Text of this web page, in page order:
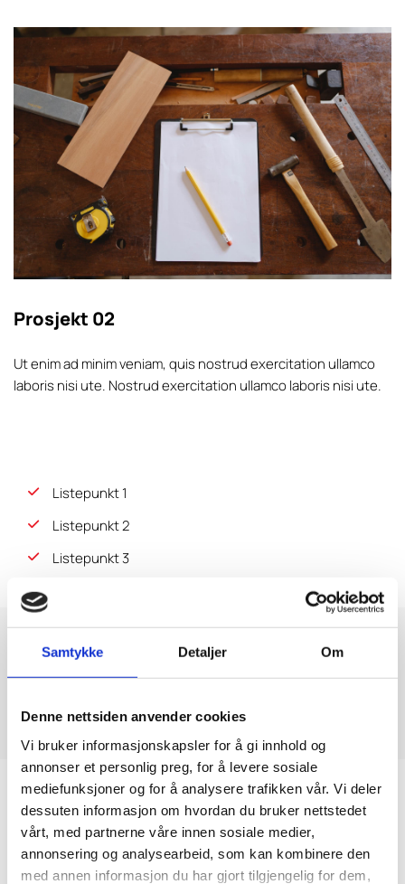
Samtykke Detaljer Om
Denne nettsiden anvender cookies
Vi bruker informasjonskapsler for å gi innhold og
annonser et personlig preg, for å levere sosiale
mediefunksjoner og for å analysere trafikken vår. Vi deler
dessuten informasjon om hvordan du bruker nettstedet
vårt, med partnerne våre innen sosiale medier,
annonsering og analysearbeid, som kan kombinere den
med annen informasjon du har gjort tilgjengelig for dem,
Prosjekt 02
Ut enim ad minim veniam, quis nostrud exercitation ullamco
laboris nisi ute. Nostrud exercitation ullamco laboris nisi ute.
Listepunkt 1
Listepunkt 2
Listepunkt 3
Listepunkt 1
Listepunkt 2
Listepunkt 3
Example label
Example label